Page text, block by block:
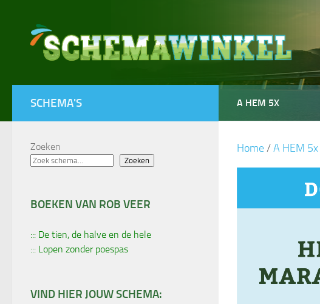
A HEM 5X
Home/A HEM 5x
SCHEMA'S
Zoeken
Zoeken
BOEKEN VAN ROB VEER
::: De tien, de halve en de hele
::: Lopen zonder poespas
VIND HIER JOUW SCHEMA: